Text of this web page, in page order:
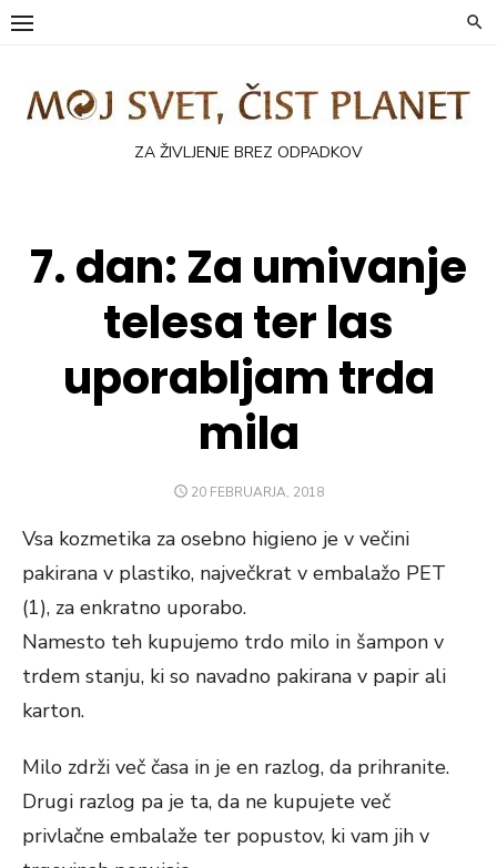
Skip
ZA ŽIVLJENJE BREZ ODPADKOV
7. dan: Za umivanje
telesa ter las
uporabljam trda
mila
POSTED
20 FEBRUARJA, 2018
Vsa kozmetika za osebno higieno je v večini
pakirana v plastiko, največkrat v embalažo PET
(1), za enkratno uporabo.
Namesto teh kupujemo trdo milo in šampon v
trdem stanju, ki so navadno pakirana v papir ali
karton.
Milo zdrži več časa in je en razlog, da prihranite.
Drugi razlog pa je ta, da ne kupujete več
privlačne embalaže ter popustov, ki vam jih v